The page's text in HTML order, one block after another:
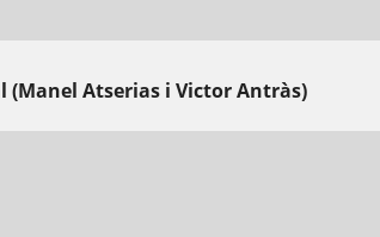
(Manel Atserias i Victor Antràs)